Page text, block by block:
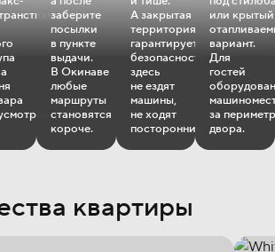
заберите
посылки
в пункте
выдачи.
В Окинаве
любые
маршруты
становятся
короче.
А закрытая
территория
гарантирует
безопасность:
здесь
не ездят
машины,
не ходят
посторонние.
или крытый
вариант.
Для
гостей
за
двора.
квартиры